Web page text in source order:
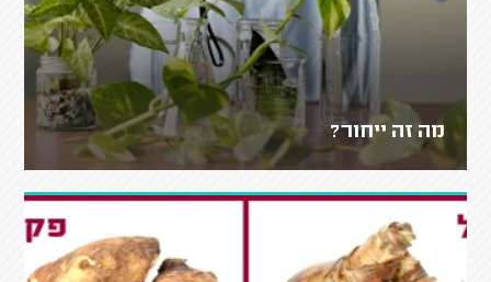
מה זה ייחור?